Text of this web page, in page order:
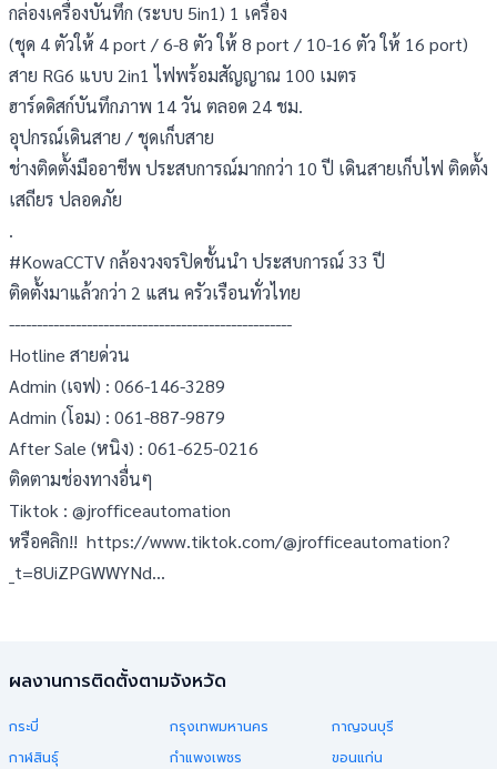
กล่องเครื่องบันทึก (ระบบ 5in1) 1 เครื่อง
(ชุด 4 ตัวให้ 4 port / 6-8 ตัว ให้ 8 port / 10-16 ตัว ให้ 16 port)
สาย RG6 แบบ 2in1 ไฟพร้อมสัญญาณ 100 เมตร
ฮาร์ดดิสก์บันทึกภาพ 14 วัน ตลอด 24 ชม.
อุปกรณ์เดินสาย / ชุดเก็บสาย
ช่างติดตั้งมืออาชีพ ประสบการณ์มากกว่า 10 ปี เดินสายเก็บไฟ ติดตั้ง
เสถียร ปลอดภัย
.
#KowaCCTV กล้องวงจรปิดชั้นนำ ประสบการณ์ 33 ปี
ติดตั้งมาแล้วกว่า 2 แสน ครัวเรือนทั่วไทย
---------------------------------------------------
Hotline สายด่วน
Admin (เจฟ) : 066-146-3289
Admin (โอม) : 061-887-9879
After Sale (หนิง) : 061-625-0216
ติดตามช่องทางอื่นๆ
Tiktok : @jrofficeautomation
หรือคลิก!!  https://www.tiktok.com/@jrofficeautomation?
_t=8UiZPGWWYNd…
ผลงานการติดตั้งตามจังหวัด
กระบี่ กรุงเทพมหานคร
กาญจนบุรี
กาฬสินธุ์
กำแพงเพชร
ขอนแก่น